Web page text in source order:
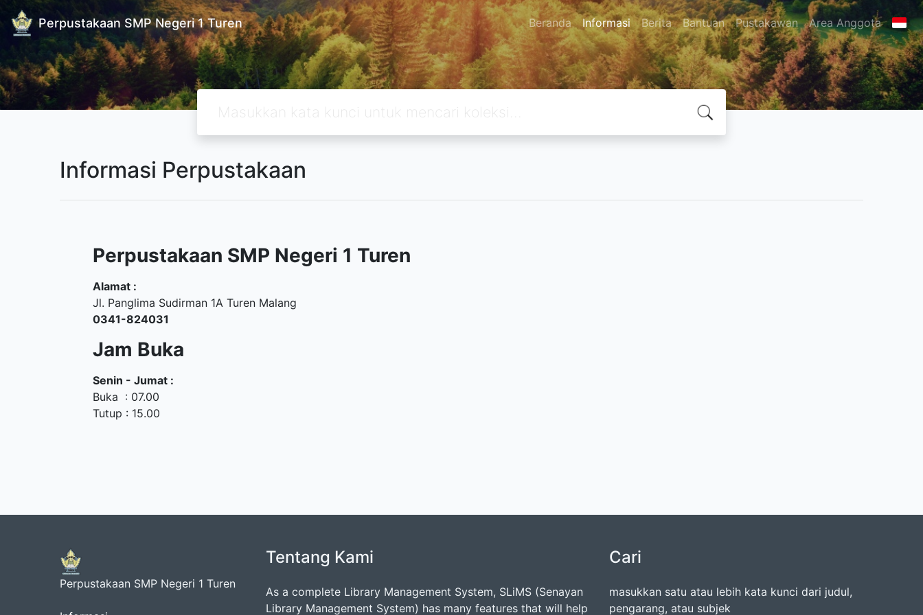
Perpustakaan SMP Negeri 1 Turen Beranda Informasi Berita Bantuan Pustakawan Area Anggota
Informasi Perpustakaan
Perpustakaan SMP Negeri 1 Turen
Alamat :
Jl. Panglima Sudirman 1A Turen Malang
0341-824031
Jam Buka
Senin - Jumat :
Buka : 07.00
Tutup : 15.00
Perpustakaan SMP Negeri 1 Turen
Tentang Kami
As a complete Library Management System, SLiMS (Senayan
Library Management System) has many features that will help
Cari
masukkan satu atau lebih kata kunci dari judul,
pengarang, atau subjek